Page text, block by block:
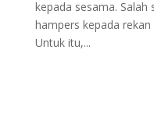
kepada sesama.
hampers kepada
Untuk itu,...